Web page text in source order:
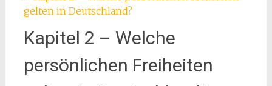
Kapitel 2 – Welche
persönlichen Freiheiten